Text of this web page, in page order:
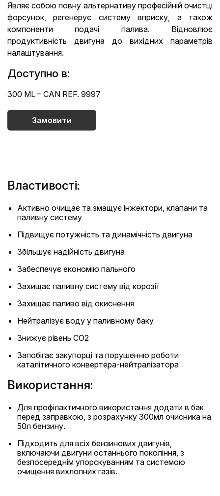
Являє собою повну альтернативу професійній очистці
форсунок, регенерує систему вприску, а також
компоненти подачі палива. Відновлює
продуктивність двигуна до вихідних параметрів
налаштування.
Доступно в:
300 ML – CAN REF. 9997
Замовити
Властивості:
Активно очищає та змащує інжектори, клапани та
паливну систему
Підвищує потужність та динамічність двигуна
Збільшує надійність двигуна
Забеспечує економію пального
Захищає паливну систему від корозії
Захищає паливо від окиснення
Нейтралізує воду у паливному баку
Знижує рівень CO2
Запобігає закупорці та порушенню роботи
каталітичного конвертера-нейтралізатора
Використання:
Для профілактичного використання додати в бак
перед заправкою, з розрахунку 300мл очисника на
50л бензину.
Підходить для всіх бензинових двигунів,
включаючи двигуни останнього покоління, з
безпосереднім упорскуванням та системою
очищення вихлопних газів.